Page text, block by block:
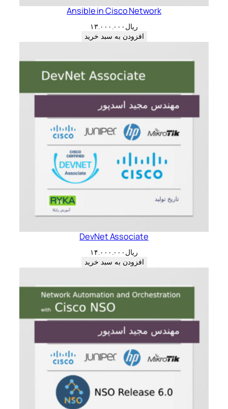
Ansible in Cisco Network
ریال ۱۳.۰۰۰.۰۰۰
افزودن به سبد خرید
DevNet Associate
ریال ۱۴.۰۰۰.۰۰۰
افزودن به سبد خرید